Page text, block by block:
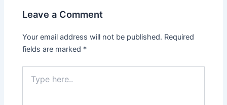
Leave a Comment
Your email address will not be published. Required
fields are marked *
here..